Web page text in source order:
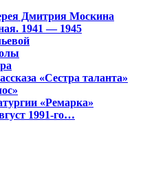
Дмитрия Москина
1941 — 1945
«Сестра таланта»
«Ремарка»
1991-го…